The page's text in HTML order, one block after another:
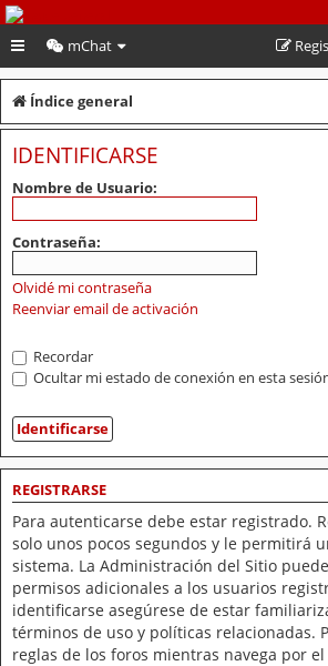
PeruVoley.com
mChat
Índice general
IDENTIFICARSE
Nombre de Usuario:
Contraseña:
Olvidé mi contraseña
Reenviar email de activación
Recordar
Ocultar mi estado de conexión en esta
REGISTRARSE
Para autenticarse debe estar registrado.
solo unos pocos segundos y le permitirá
sistema. La Administración del Sitio
permisos adicionales a los usuarios
identificarse asegúrese de estar
términos de uso y políticas relacionadas.
reglas de los foros mientras navega por el